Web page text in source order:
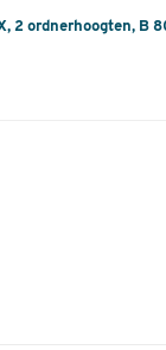
2 ordnerhoogten, B